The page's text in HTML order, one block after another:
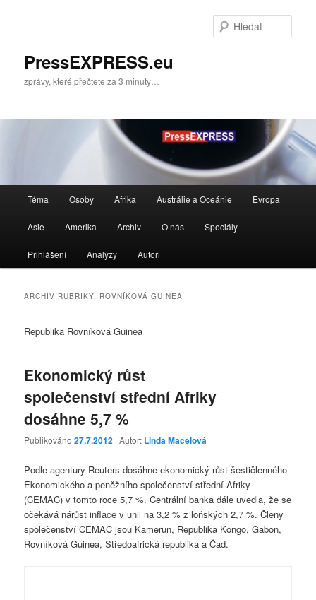
paneluPressEXPRESS.eu
zprávy, které přečtete za 3 minuty…
navigační
Téma Osoby Afrika Austrálie a Oceánie Evropa
Asie Amerika Archiv O nás Speciály
Přihlášení Analýzy Autoři
ARCHIV RUBRIKY: ROVNÍKOVÁ GUINEA
Republika Rovníková Guinea
Ekonomický růst
společenství střední Afriky
dosáhne 5,7 %
Publikováno27.7.2012 | Autor: Linda Macelová
Podle agentury Reuters dosáhne ekonomický růst šestičlenného
Ekonomického a peněžního společenství střední Afriky
(CEMAC) v tomto roce 5,7 %. Centrální banka dále uvedla, že se
očekává nárůst inflace v unii na 3,2 % z loňských 2,7 %. Členy
společenství CEMAC jsou Kamerun, Republika Kongo, Gabon,
Rovníková Guinea, Středoafrická republika a Čad.